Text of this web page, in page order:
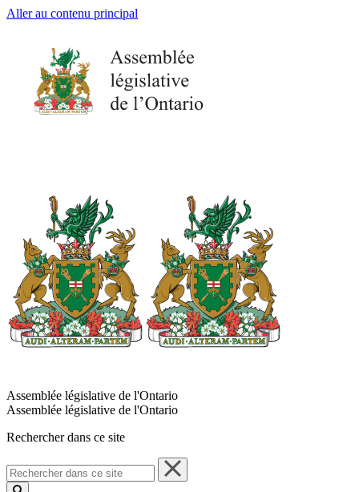
Aller au contenu principal
Assemblée législative de l'Ontario
Assemblée législative de l'Ontario
Rechercher dans ce site
Rechercher
dans